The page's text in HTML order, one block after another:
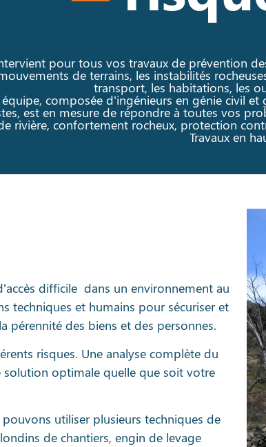
pour tous vos travaux de prévention
de terrains, les instabilités
transport, les habitations, les
composée d'ingénieurs en génie civil
est en mesure de répondre à toutes vos
rivière, confortement rocheux, protection
Travaux en
difficile dans un environnement au
techniques et humains pour sécuriser et
pérennité des biens et des personnes.
risques. Une analyse complète du
optimale quelle que soit votre
utiliser plusieurs techniques de
de chantiers, engin de levage